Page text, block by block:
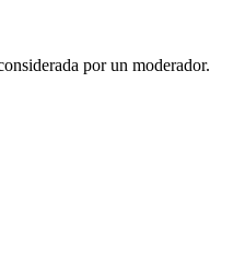
por un moderador.